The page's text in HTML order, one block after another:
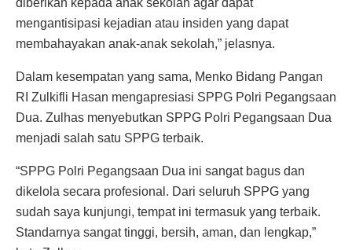
diberikan kepada anak sekolah agar dapat
mengantisipasi kejadian atau insiden yang dapat
membahayakan anak-anak sekolah,” jelasnya.
Dalam kesempatan yang sama, Menko Bidang Pangan
RI Zulkifli Hasan mengapresiasi SPPG Polri Pegangsaan
Dua. Zulhas menyebutkan SPPG Polri Pegangsaan Dua
menjadi salah satu SPPG terbaik.
“SPPG Polri Pegangsaan Dua ini sangat bagus dan
dikelola secara profesional. Dari seluruh SPPG yang
sudah saya kunjungi, tempat ini termasuk yang terbaik.
Standarnya sangat tinggi, bersih, aman, dan lengkap,”